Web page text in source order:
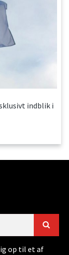
indblik i
op til et af